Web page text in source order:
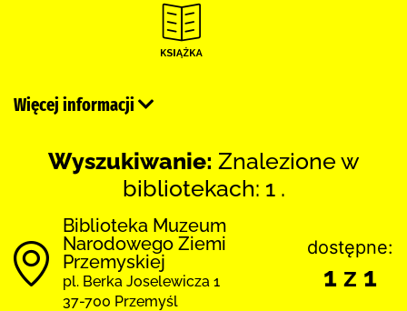
Więcej informacji
Wyszukiwanie: Znalezione w
bibliotekach: 1 .
Biblioteka Muzeum
Narodowego Ziemi
Przemyskiej
pl. Berka Joselewicza 1
37-700 Przemyśl
dostępne:
1 z 1